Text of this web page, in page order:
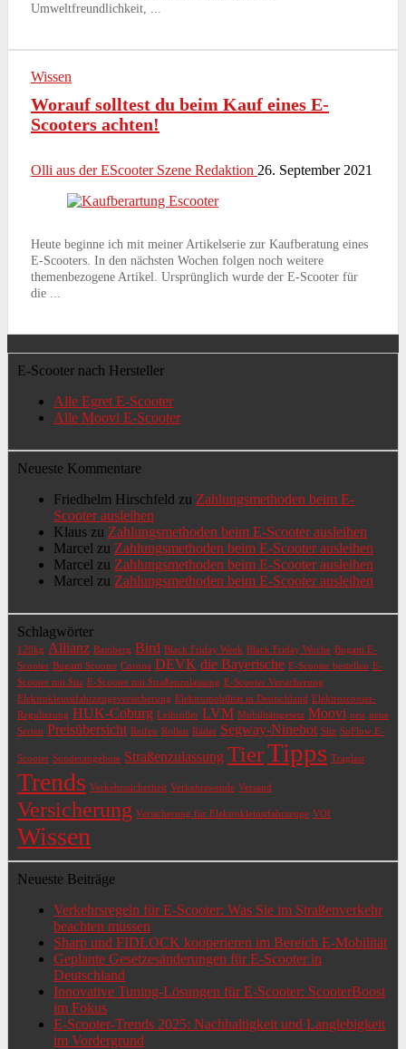
Umweltfreundlichkeit, ...
Wissen
Worauf solltest du beim Kauf eines E-
Scooters achten!
Olli aus der EScooter Szene Redaktion 26. September 2021
Heute beginne ich mit meiner Artikelserie zur Kaufberatung eines
E-Scooters. In den nächsten Wochen folgen noch weitere
themenbezogene Artikel. Ursprünglich wurde der E-Scooter für
die ...
E-Scooter nach Hersteller
Alle Egret E-Scooter
Alle Moovi E-Scooter
Neueste Kommentare
Friedhelm Hirschfeld zu Zahlungsmethoden beim E-
Scooter ausleihen
Klaus zu Zahlungsmethoden beim E-Scooter ausleihen
Marcel zu Zahlungsmethoden beim E-Scooter ausleihen
Marcel zu Zahlungsmethoden beim E-Scooter ausleihen
Marcel zu Zahlungsmethoden beim E-Scooter ausleihen
Schlagwörter
120kg Allianz Bamberg Bird Black Friday Week Black Friday Woche Bugatti E-
Scooter Bugatti Scooter Corona DEVK die Bayerische E-Scooter bestellen E-
Scooter mit Sitz E-Scooter mit Straßenzulassung E-Scooter Versicherung
Elektrokleinstfahrzeugeversicherung Elektromobilität in Deutschland Elektroscooter-
Regulierung HUK-Coburg Leihroller LVM Mobilitätsgesetz Moovi neu neue
Serien Preisübersicht Reifen Rollen Räder Segway-Ninebot Sitz SoFlow E-
Scooter Sonderangebote Straßenzulassung TierTipps Traglast
Trends Verkehrssicherheit Verkehrswende Versand
Versicherung Versicherung für Elektrokleinstfahrzeuge VOI
Wissen
Neueste Beiträge
Verkehrsregeln für E-Scooter: Was Sie im Straßenverkehr
beachten müssen
Sharp und FIDLOCK kooperieren im Bereich E-Mobilität
Geplante Gesetzesänderungen für E-Scooter in
Deutschland
Innovative Tuning-Lösungen für E-Scooter: ScooterBoost
im Fokus
E-Scooter-Trends 2025: Nachhaltigkeit und Langlebigkeit
im Vordergrund